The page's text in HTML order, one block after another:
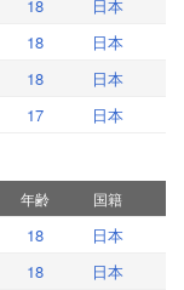
18
日本
18
日本
18
日本
17 日本
年齢 国籍
18
日本
18
日本